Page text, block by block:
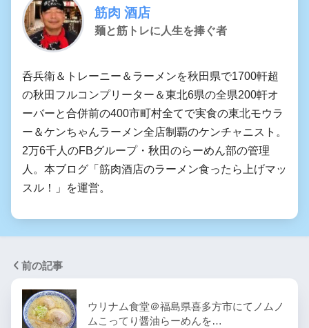
筋肉 酒店
麺と筋トレに人生を捧ぐ者
呑兵衛＆トレーニー＆ラーメンを秋田県で1700軒超
の秋田フルコンプリーター＆東北6県の全県200軒オ
ーバーと合併前の400市町村全てで実食の東北モウラ
ー＆ケンちゃんラーメン全店制覇のケンチャニスト。
2万6千人のFBグループ・秋田のらーめん部の管理
人。本ブログ「筋肉酒店のラーメン食ったら上げマッ
スル！」を運営。
前の記事
ウリナム食堂＠福島県喜多方市にてノムノ
ムこってり醤油らーめんを…